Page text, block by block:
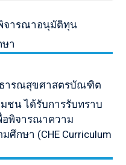
จารณาอนุมัติทุน
า
ารณสุขศาสตรบัณฑิต
ชน ได้รับการรับทราบ
อพิจารณาความ
ศึกษา (CHE Curriculum